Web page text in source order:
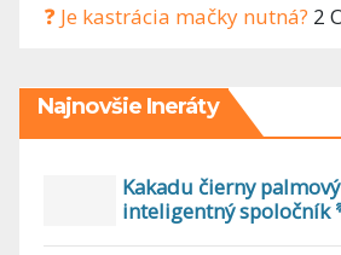
❓ Je kastrácia mačky nutná? 2
Najnovšie Ineráty
Kakadu čierny
inteligentný spoločník